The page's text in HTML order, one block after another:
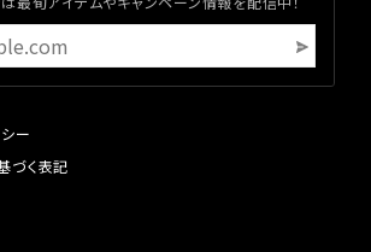
ー
づく表記